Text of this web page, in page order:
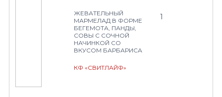
ЖЕВАТЕЛЬНЫЙ
МАРМЕЛАД В ФОРМЕ
БЕГЕМОТА, ПАНДЫ,
СОВЫ С СОЧНОЙ
НАЧИНКОЙ СО
ВКУСОМ БАРБАРИСА
КФ «СВИТЛАЙФ»
1